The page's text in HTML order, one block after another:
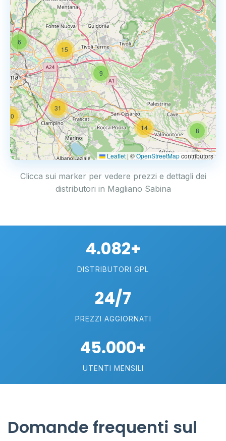
6
20
15
9
31
8
14
Leaflet | ©OpenStreetMapcontributors
Clicca sui marker per vedere prezzi e dettagli dei
distributori in Magliano Sabina
4.082+
DISTRIBUTORI GPL
24/7
PREZZI AGGIORNATI
45.000+
UTENTI MENSILI
Domande frequenti sul